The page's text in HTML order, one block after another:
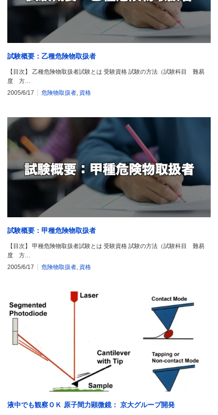
試験概要：乙種危険物取扱者
【目次】 乙種危険物取扱者試験とは 受験資格 試験の方法（試験科目 難易
度 方…
2005/6/17
危険物取扱者, 資格
試験概要：甲種危険物取扱者
【目次】 甲種危険物取扱者試験とは 受験資格 試験の方法（試験科目 難易
度 方…
2005/6/17
危険物取扱者, 資格
液中でも観察ＯＫ 原子間力顕微鏡： 京大グループ開発